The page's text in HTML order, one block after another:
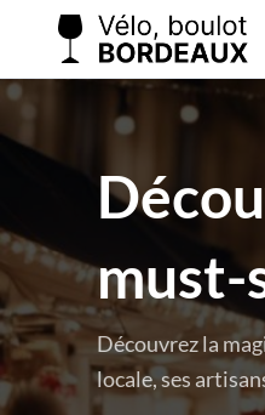
must-
Découvrez la
locale, ses